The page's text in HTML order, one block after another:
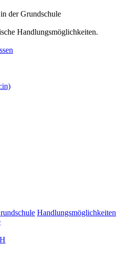
der Grundschule
Handlungsmöglichkeiten.
Handlungsmöglichkeiten